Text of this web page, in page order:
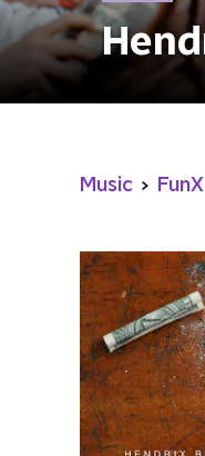
Music